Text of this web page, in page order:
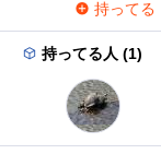
持ってる
持ってる人 (1)